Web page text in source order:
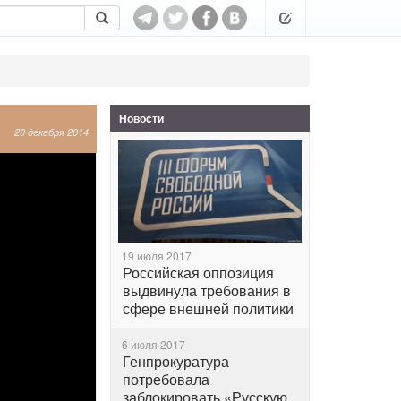
20 декабря 2014
Новости
19 июля 2017
Российская оппозиция
выдвинула требования в
сфере внешней политики
6 июля 2017
Генпрокуратура
потребовала
заблокировать «Русскую